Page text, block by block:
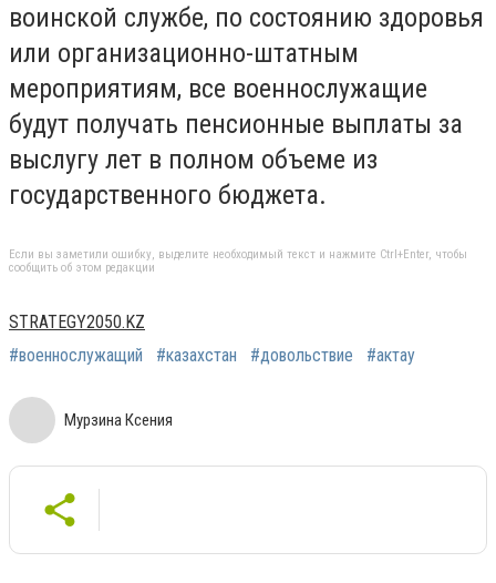
воинской службе, по состоянию здоровья
или организационно-штатным
мероприятиям, все военнослужащие
будут получать пенсионные выплаты за
выслугу лет в полном объеме из
государственного бюджета.
Если вы заметили ошибку, выделите необходимый текст и нажмите Ctrl+Enter, чтобы
сообщить об этом редакции
STRATEGY2050.KZ
#военнослужащий
#казахстан #довольствие #актау
Мурзина Ксения